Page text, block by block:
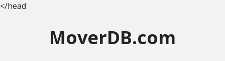
</head
MoverDB.com